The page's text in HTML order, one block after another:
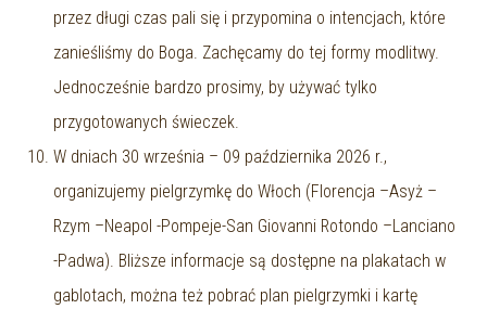
przez długi czas pali się i przypomina o intencjach, które
zanieśliśmy do Boga. Zachęcamy do tej formy modlitwy.
Jednocześnie bardzo prosimy, by używać tylko
przygotowanych świeczek.
W dniach 30 września – 09 października 2026 r.,
organizujemy pielgrzymkę do Włoch (Florencja –Asyż –
Rzym –Neapol -Pompeje-San Giovanni Rotondo –Lanciano
-Padwa). Bliższe informacje są dostępne na plakatach w
gablotach, można też pobrać plan pielgrzymki i kartę